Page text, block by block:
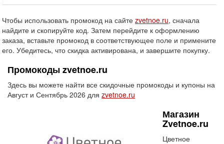
Чтобы использовать промокод на сайте zvetnoe.ru, сначала
найдите и скопируйте код. Затем перейдите к оформлению
заказа, вставьте промокод в соответствующее поле и примените
его. Убедитесь, что скидка активирована, и завершите покупку.
Промокоды zvetnoe.ru
Здесь вы можете найти все скидочные промокоды и купоны на
Август и Сентябрь 2026 для zvetnoe.ru
Магазин
Zvetnoe.ru
Цветное